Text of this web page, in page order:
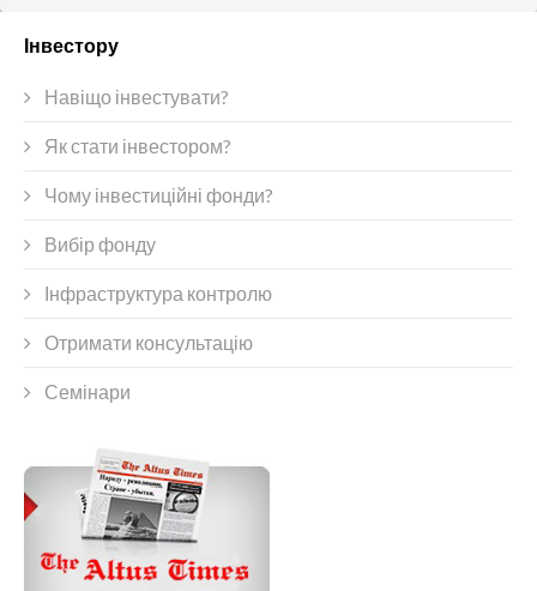
Інвестору
Навіщо інвестувати?
Як стати інвестором?
Чому інвестиційні фонди?
Вибір фонду
Інфраструктура контролю
Отримати консультацію
Семінари